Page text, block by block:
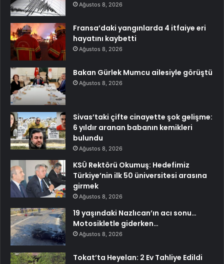
Ağustos 8, 2026
Fransa’daki yangınlarda 4 itfaiye eri
hayatını kaybetti
Ağustos 8, 2026
Bakan Gürlek Mumcu ailesiyle görüştü
Ağustos 8, 2026
Sivas’taki çifte cinayette şok gelişme:
6 yıldır aranan babanın kemikleri
bulundu
Ağustos 8, 2026
KSÜ Rektörü Okumuş: Hedefimiz
Türkiye’nin ilk 50 üniversitesi arasına
girmek
Ağustos 8, 2026
19 yaşındaki Nazlıcan’ın acı sonu…
Motosikletle giderken…
Ağustos 8, 2026
Tokat’ta Heyelan: 2 Ev Tahliye Edildi